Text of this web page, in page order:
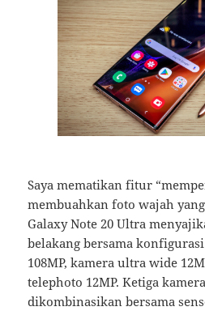
Saya mematikan fitur
membuahkan foto wajah
Galaxy Note 20 Ultra
belakang bersama
108MP, kamera ultra wide
telephoto 12MP. Ketiga
dikombinasikan bersama